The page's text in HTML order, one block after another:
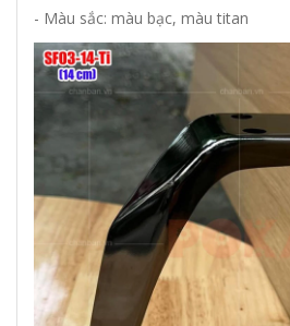
- Màu sắc: màu bạc, màu titan